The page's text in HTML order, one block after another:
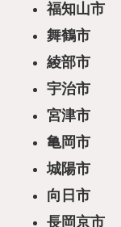
福知山市
舞鶴市
綾部市
宇治市
宮津市
亀岡市
城陽市
向日市
長岡京市